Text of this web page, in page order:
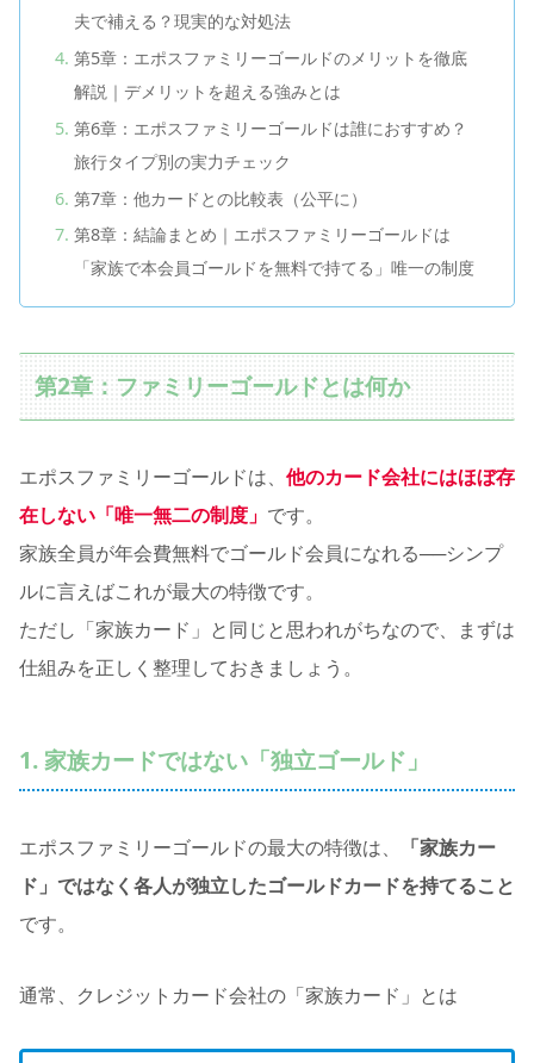
夫で補える？現実的な対処法
第5章：エポスファミリーゴールドのメリットを徹底
解説｜デメリットを超える強みとは
第6章：エポスファミリーゴールドは誰におすすめ？
旅行タイプ別の実力チェック
第7章：他カードとの比較表（公平に）
第8章：結論まとめ｜エポスファミリーゴールドは
「家族で本会員ゴールドを無料で持てる」唯一の制度
第2章：ファミリーゴールドとは何か
エポスファミリーゴールドは、 他のカード会社にはほぼ存
在しない「唯一無二の制度」 です。
家族全員が年会費無料でゴールド会員になれる──シンプ
ルに言えばこれが最大の特徴です。
ただし「家族カード」と同じと思われがちなので、まずは
仕組みを正しく整理しておきましょう。
1. 家族カードではない「独立ゴールド」
エポスファミリーゴールドの最大の特徴は、
「家族カー
ド」ではなく各人が独立したゴールドカードを持てること
です。
通常、クレジットカード会社の「家族カード」とは